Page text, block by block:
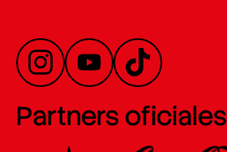
Partners oficiales